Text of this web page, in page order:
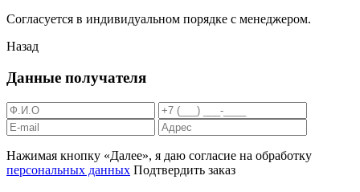
Согласуется в индивидуальном порядке с менеджером.
Назад
Данные получателя
Нажимая кнопку «Далее», я даю согласие на обработку
персональных данных Подтвердить заказ